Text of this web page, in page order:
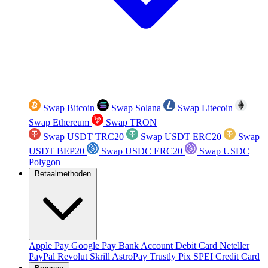
Swap Bitcoin Swap Solana
Swap Litecoin
Swap Ethereum
Swap TRON
Swap USDT TRC20
Swap USDT ERC20
Swap
USDT BEP20
Swap USDC ERC20
Swap USDC
Polygon
Betaalmethoden
Apple Pay Google Pay Bank Account Debit Card Neteller
PayPal Revolut Skrill AstroPay Trustly Pix SPEI Credit Card